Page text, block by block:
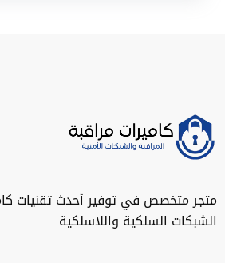
متجر متخصص في توفير أحدث تقنيات
الشبكات السلكية واللاسلكية